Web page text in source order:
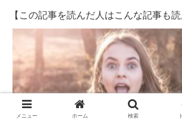
【この記事を読んだ人はこんな記事も読
メニュー ホーム 検索